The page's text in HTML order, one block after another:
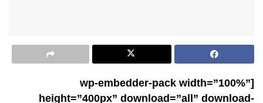
[wp-embedder-pack width=”100%”
height=”400px” download=”all” download-